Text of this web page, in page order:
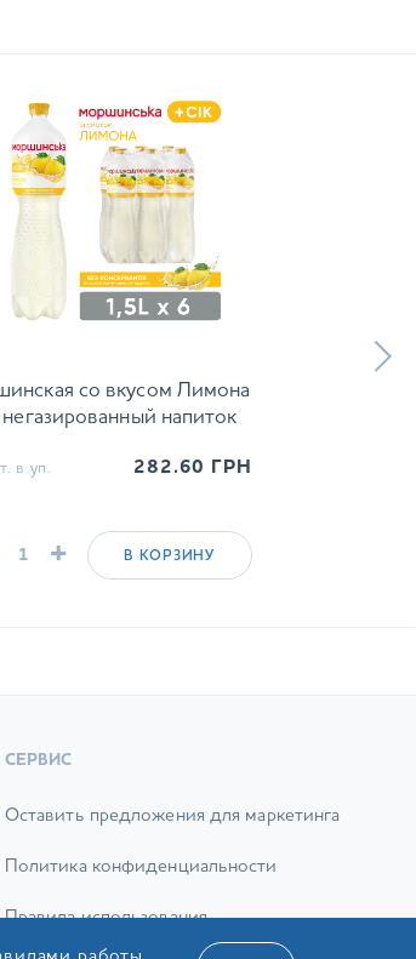
со вкусом Лимона
негазированный напиток
в уп. 282.60 ГРН
+ В КОРЗИНУ
СЕРВИС
Оставить предложения для маркетинга
Политика конфиденциальности
Правила использования